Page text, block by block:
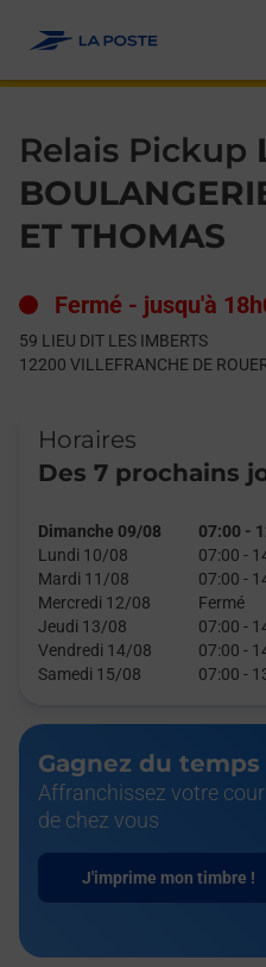
Relais Pickup
ET THOMAS
Fermé - jusqu'à
59 LIEU DIT LES IMBERTS
12200 VILLEFRANCHE DE
Horaires
Des 7 prochains
Dimanche 09/08 07:00 -
Lundi 10/08
07:00 -
Mardi 11/08
07:00 -
Mercredi 12/08
Fermé
Jeudi 13/08
07:00 -
Vendredi 14/08
07:00 -
Samedi 15/08
07:00 -
Gagnez du temps
Affranchissez votre
de chez vous
J'imprime mon timbre !